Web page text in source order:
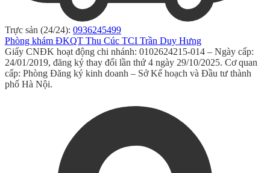
Trực sản (24/24): 0936245499
Phòng khám ĐKQT Thu Cúc TCI Trần Duy Hưng
Giấy CNĐK hoạt động chi nhánh: 0102624215-014 – Ngày cấp:
24/01/2019, đăng ký thay đổi lần thứ 4 ngày 29/10/2025. Cơ quan
cấp: Phòng Đăng ký kinh doanh – Sở Kế hoạch và Đầu tư thành
phố Hà Nội.